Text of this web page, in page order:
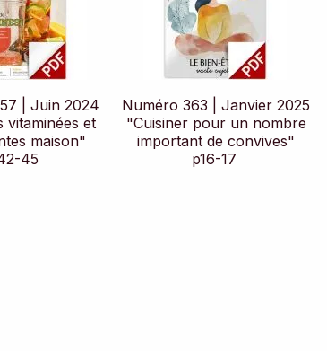
| Juin 2024
vitaminées et
maison"
45
Numéro 363 | Janvier 2025
"Cuisiner pour un nombre
important de convives"
p16-17